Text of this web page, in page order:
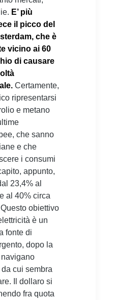
E’ più
il picco del
che è
vicino ai 60
di causare
Certamente,
ripresentarsi
e metano
che sanno
e che
i consumi
appunto,
23,4% al
al 40% circa
obiettivo
è un
fonte di
dopo la
cui sembra
Il dollaro si
fra quota